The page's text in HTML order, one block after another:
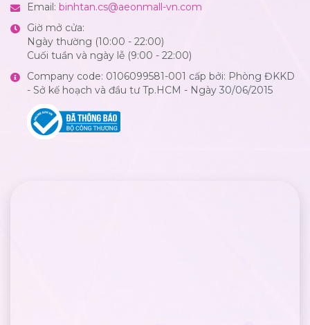
Email: binhtan.cs@aeonmall-vn.com
Giờ mở cửa:
Ngày thường (10:00 - 22:00)
Cuối tuần và ngày lễ (9:00 - 22:00)
Company code: 0106099581-001 cấp bởi: Phòng ĐKKD
- Sở kế hoạch và đầu tư Tp.HCM - Ngày 30/06/2015